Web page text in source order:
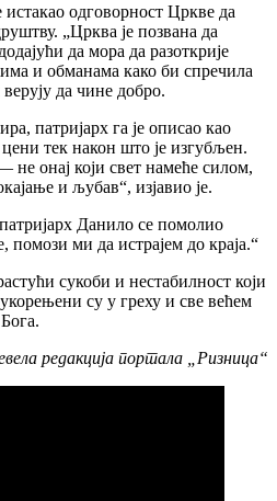
истакао одговорност Цркве да
„Црква је позвана да
да мора да разоткрије
и обманама како би спречила
да чине добро.
патријарх га је описао као
тек након што је изгубљен.
не онај који свет намеће силом,
и љубав“, изјавио је.
Данило се помолио
помози ми да истрајем до краја.“
сукоби и нестабилност који
су у греху и све већем
редакција портала „Ризница“